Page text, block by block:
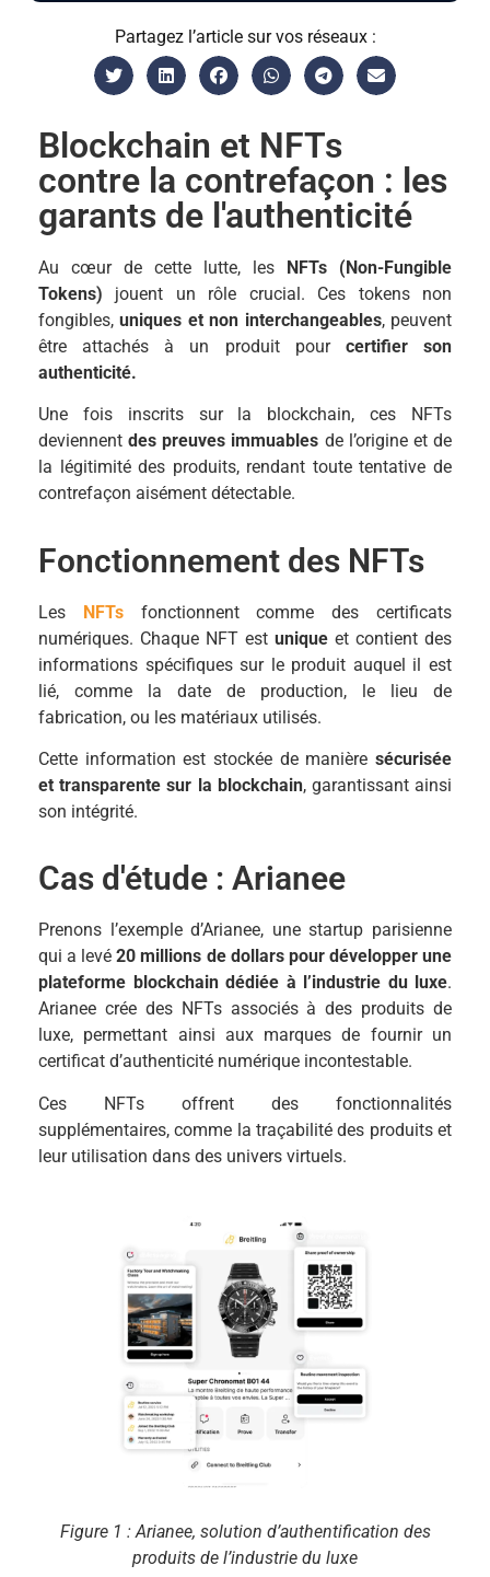
Partagez l’article sur vos réseaux :
Blockchain et NFTs
contre la contrefaçon : les
garants de l'authenticité
Au cœur de cette lutte, les NFTs (Non-Fungible
Tokens) jouent un rôle crucial. Ces tokens non
fongibles,uniques et non interchangeables, peuvent
être attachés à un produit pour certifier son
authenticité.
Une fois inscrits sur la blockchain, ces NFTs
deviennentdes preuves immuables de l’origine et de
la légitimité des produits, rendant toute tentative de
contrefaçon aisément détectable.
Fonctionnement des NFTs
Les NFTs fonctionnent comme des certificats
numériques. Chaque NFT est unique et contient des
informations spécifiques sur le produit auquel il est
lié, comme la date de production, le lieu de
fabrication, ou les matériaux utilisés.
Cette information est stockée de manière sécurisée
et transparente sur la blockchain, garantissant ainsi
son intégrité.
Cas d'étude : Arianee
Prenons l’exemple d’Arianee, une startup parisienne
qui a levé20 millions de dollars pour développer une
plateforme blockchain dédiée à l’industrie du luxe.
Arianee crée des NFTs associés à des produits de
luxe, permettant ainsi aux marques de fournir un
certificat d’authenticité numérique incontestable.
Ces NFTs offrent des fonctionnalités
supplémentaires, comme la traçabilité des produits et
leur utilisation dans des univers virtuels.
Figure 1 : Arianee, solution d’authentification des
produits de l’industrie du luxe